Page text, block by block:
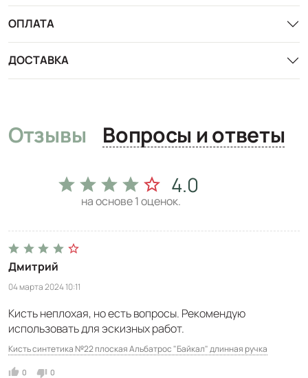
ОПЛАТА
ДОСТАВКА
Отзывы Вопросы и ответы
4.0
на основе1оценок.
Дмитрий
04 марта 2024 10:11
Кисть неплохая, но есть вопросы. Рекомендую
использовать для эскизных работ.
Кисть синтетика №22 плоская Альбатрос "Байкал" длинная ручка
0 0